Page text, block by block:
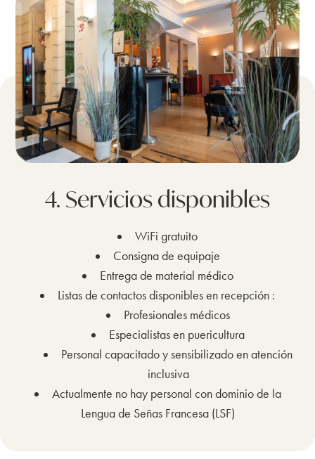
4. Servicios disponibles
WiFi gratuito
Consigna de equipaje
Entrega de material médico
Listas de contactos disponibles en recepción :
Profesionales médicos
Especialistas en puericultura
Personal capacitado y sensibilizado en atención
inclusiva
Actualmente no hay personal con dominio de la
Lengua de Señas Francesa (LSF)